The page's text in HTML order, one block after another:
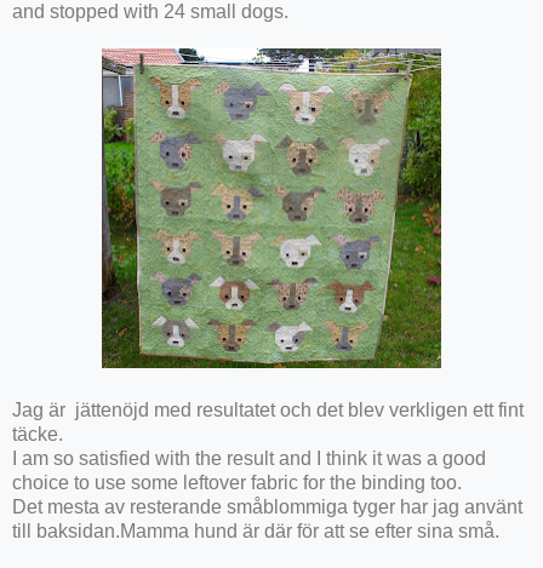
and stopped with 24 small dogs.
Jag är jättenöjd med resultatet och det blev verkligen ett fint
täcke.
I am so satisfied with the result and I think it was a good
choice to use some leftover fabric for the binding too.
Det mesta av resterande småblommiga tyger har jag använt
till baksidan.Mamma hund är där för att se efter sina små.